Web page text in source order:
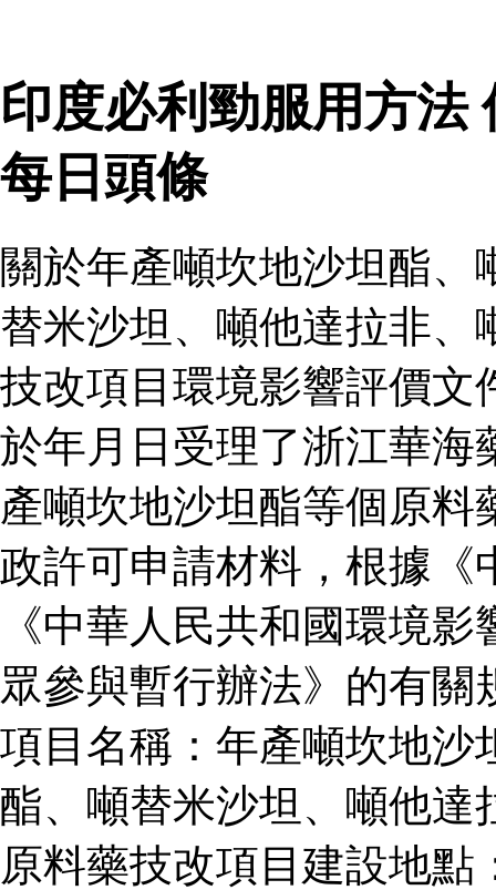
印度必利勁服用方法
每日頭條
關於年產噸坎地沙坦酯
替米沙坦、噸他達拉非
技改項目環境影響評價文
於年月日受理了浙江華海
產噸坎地沙坦酯等個原
政許可申請材料，根據《
《中華人民共和國環境
眾參與暫行辦法》的有
項目名稱：年產噸坎地沙
酯、噸替米沙坦、噸他達
原料藥技改項目建設地